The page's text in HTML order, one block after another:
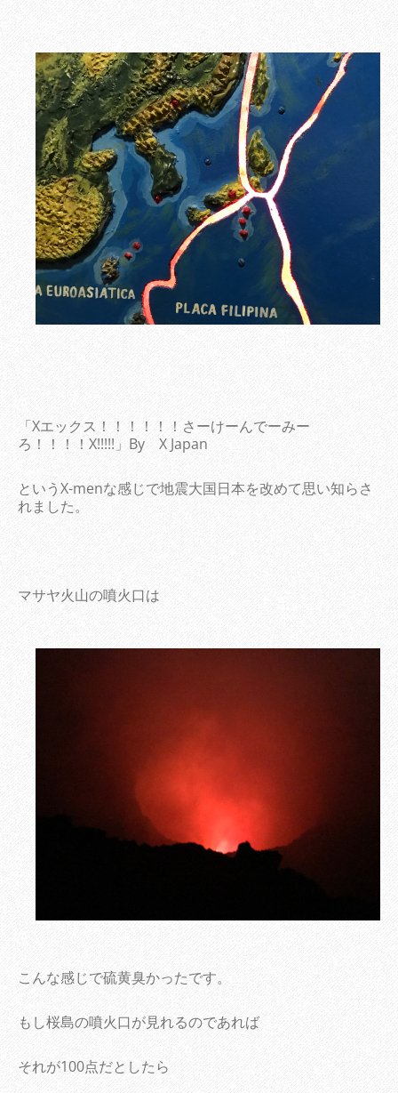
「Xエックス！！！！！！さーけーんでーみー
ろ！！！！X!!!!!」By X Japan
というX-menな感じで地震大国日本を改めて思い知らさ
れました。
マサヤ火山の噴火口は
こんな感じで硫黄臭かったです。
もし桜島の噴火口が見れるのであれば
それが100点だとしたら